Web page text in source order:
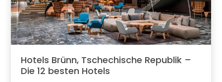
Hotels Brünn, Tschechische Republik –
Die 12 besten Hotels